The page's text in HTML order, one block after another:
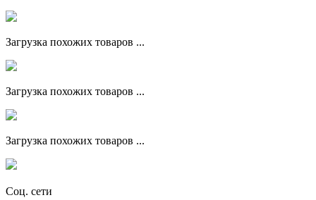
Загрузка похожих товаров ...
Загрузка похожих товаров ...
Загрузка похожих товаров ...
Соц. сети